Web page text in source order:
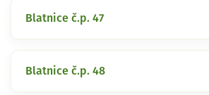
Blatnice č.p. 47
Blatnice č.p. 48